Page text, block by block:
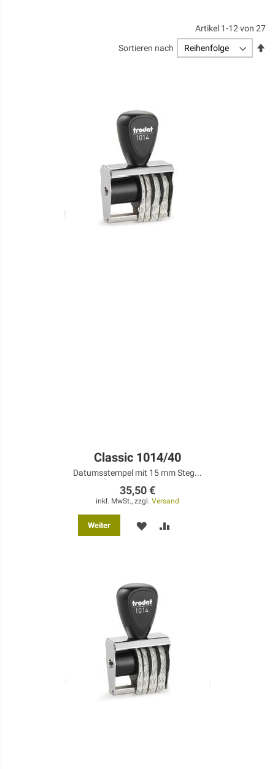
Artikel 1-12von 27
Sortieren nach
Classic 1014/40
Datumsstempel mit 15 mm Steg...
35,50 €
inkl. MwSt., zzgl. Versand
Weiter MERKEN